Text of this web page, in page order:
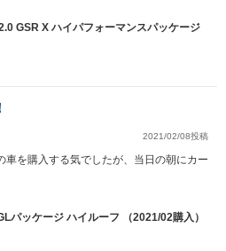
GSR X ハイパフォーマンスパッケージ
2021/02/08投稿
車を購入する気でしたが、当日の朝にカー
パッケージ ハイルーフ （2021/02購入）